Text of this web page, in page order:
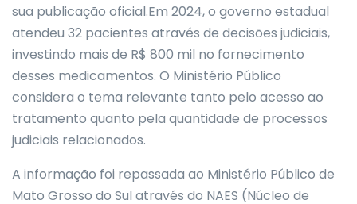
sua publicação oficial.Em 2024, o governo estadual
atendeu 32 pacientes através de decisões judiciais,
investindo mais de R$ 800 mil no fornecimento
desses medicamentos. O Ministério Público
considera o tema relevante tanto pelo acesso ao
tratamento quanto pela quantidade de processos
judiciais relacionados.
A informação foi repassada ao Ministério Público de
Mato Grosso do Sul através do NAES (Núcleo de